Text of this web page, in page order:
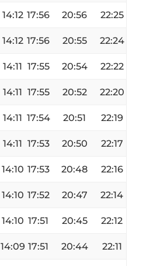
14:12 17:56 20:56 22:25
14:12 17:56 20:55 22:24
14:11 17:55 20:54 22:22
14:11 17:55 20:52 22:20
14:11 17:54 20:51 22:19
14:11 17:53 20:50 22:17
14:10 17:53 20:48 22:16
14:10 17:52 20:47 22:14
14:10 17:51 20:45 22:12
14:09 17:51 20:44 22:11